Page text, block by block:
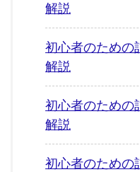
解説
初心者のため
解説
初心者のため
解説
初心者のため